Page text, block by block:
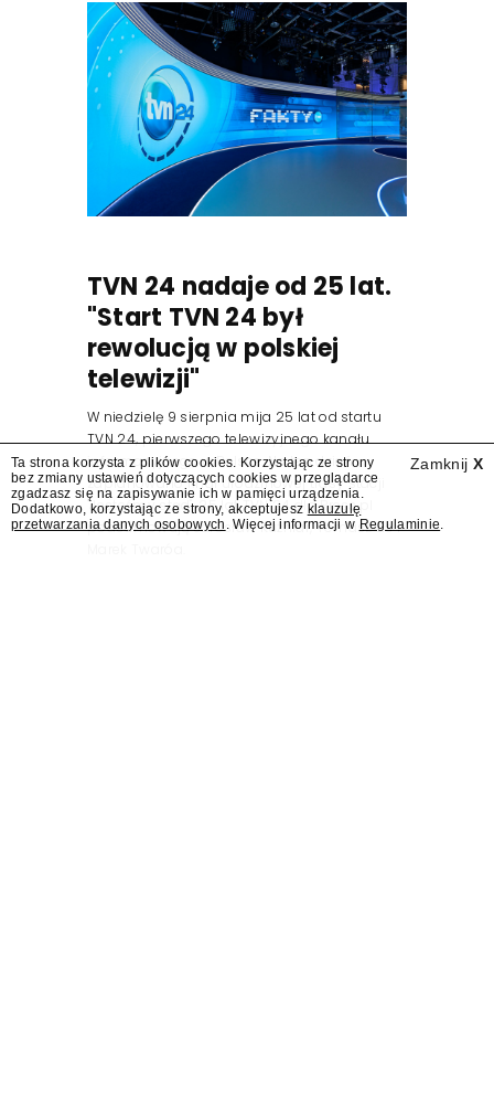
TVN 24 nadaje od 25 lat.
"Start TVN 24 był
rewolucją w polskiej
telewizji"
W niedzielę 9 sierpnia mija 25 lat od startu
TVN 24, pierwszego telewizyjnego kanału
informacyjnego w Polsce. Na ten dzień
zaplanowano finał urodzinowej trasy stacji
"Jesteśmy stąd". 25 lat TVN 24 dla Press.pl
podsumowują Jarosław Kuźniar, Tomasz Lis i
Zamknij X
Ta strona korzysta z plików cookies. Korzystając ze strony
bez zmiany ustawień dotyczących cookies w przeglądarce
zgadzasz się na zapisywanie ich w pamięci urządzenia.
Dodatkowo, korzystając ze strony, akceptujesz klauzulę
przetwarzania danych osobowych . Więcej informacji w Regulaminie.